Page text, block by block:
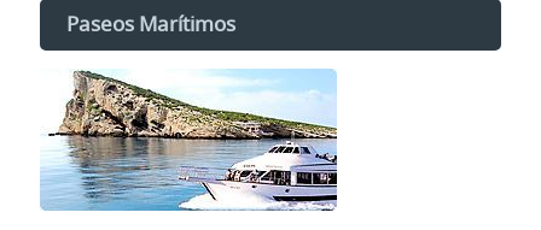
Paseos Marítimos